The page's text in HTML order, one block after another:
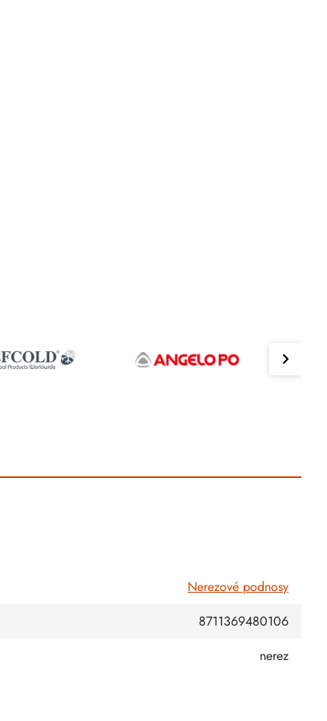
Nerezové podnosy
8711369480106
nerez